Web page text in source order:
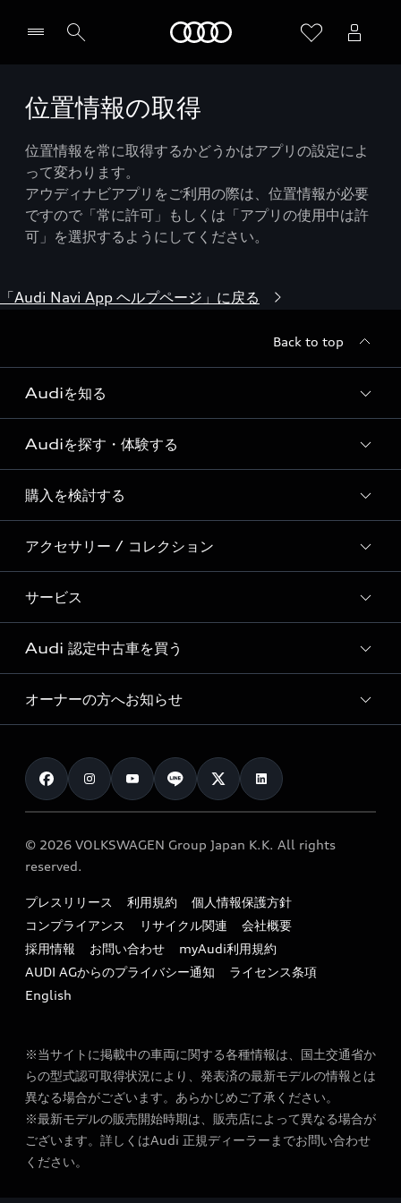
位置情報の取得
位置情報を常に取得するかどうかはアプリの設定によ
って変わります。
アウディナビアプリをご利用の際は、位置情報が必要
ですので「常に許可」もしくは「アプリの使用中は許
可」を選択するようにしてください。
「Audi Navi App ヘルプページ」に戻る
Back to top
Audiを知る
Audi ブランド
Story of Progress
Audi Sport
Formula 1®
デジタルサービス
Audiを探す・体験する
ディーラー検索
新車在庫検索
試乗車・展示車検索
見積り依頼
試乗予約
購入を検討する
モデル一覧
特別仕様モデル / 限定モデル
e-tronラインアップ
価格シミュレーション
車両比較
カタログ一覧
アクセサリー / コレクション
純正アクセサリー
オンラインショップ
Audi collection
アウディナビアプリ
サービス
サービス入庫予約
サービスプログラム
メンテナンス
車検 / 定期点検
e-tronアフターサポート
myAudi
Audi 認定中古車を買う
Audi認定中古車
クオリティ
保証
メンテナンス
ファイナンス
キャンペーン / イベント
買取査定
オーナーの方へお知らせ
お知らせ
オーナー様向けキャンペーン
特定整備適用車一覧
リサイクル法
よくある質問（FAQ）
© 2026 VOLKSWAGEN Group Japan K.K. All rights
reserved.
プレスリリース 利用規約
個人情報保護方針
コンプライアンス
リサイクル関連
会社概要
採用情報
お問い合わせ
myAudi利用規約
AUDI AGからのプライバシー通知
ライセンス条項
English
※当サイトに掲載中の車両に関する各種情報は、国土交通省か
らの型式認可取得状況により、発表済の最新モデルの情報とは
異なる場合がございます。あらかじめご了承ください。
※最新モデルの販売開始時期は、販売店によって異なる場合が
ございます。詳しくはAudi 正規ディーラーまでお問い合わせ
ください。